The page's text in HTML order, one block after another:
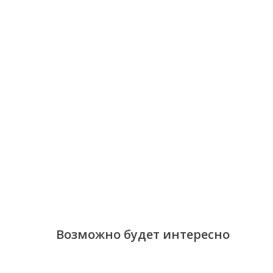
Возможно будет интересно